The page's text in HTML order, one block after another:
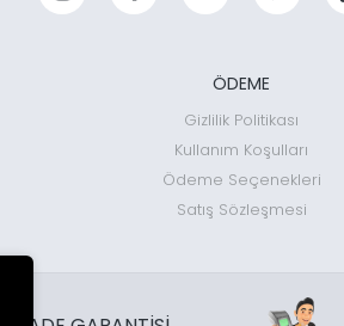
ÖDEME
Gizlilik Politikası
Kullanım Koşulları
Ödeme Seçenekleri
Satış Sözleşmesi